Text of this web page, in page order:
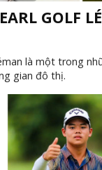
GOLF
là một trong
gian đô thị.